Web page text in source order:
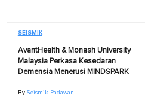
SEISMIK
AvantHealth & Monash University
Malaysia Perkasa Kesedaran
Demensia Menerusi MINDSPARK
By Seismik Padawan